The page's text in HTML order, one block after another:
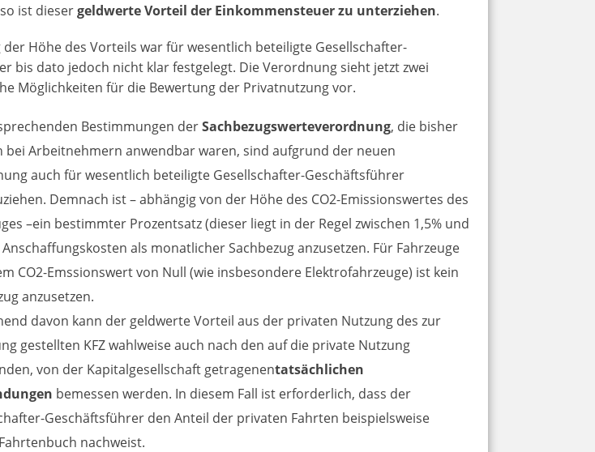
ist diesergeldwerte Vorteil der Einkommensteuer zu unterziehen.
Höhe des Vorteils war für wesentlich beteiligte Gesellschafter-
bis dato jedoch nicht klar festgelegt. Die Verordnung sieht jetzt zwei
Möglichkeiten für die Bewertung der Privatnutzung vor.
Bestimmungen derSachbezugswerteverordnung, die bisher
bei Arbeitnehmern anwendbar waren, sind aufgrund der neuen
auch für wesentlich beteiligte Gesellschafter-Geschäftsführer
Demnach ist – abhängig von der Höhe des CO2-Emissionswertes des
–ein bestimmter Prozentsatz (dieser liegt in der Regel zwischen 1,5% und
Anschaffungskosten als monatlicher Sachbezug anzusetzen. Für Fahrzeuge
CO2-Emssionswert von Null (wie insbesondere Elektrofahrzeuge) ist kein
anzusetzen.
davon kann der geldwerte Vorteil aus der privaten Nutzung des zur
gestellten KFZ wahlweise auch nach den auf die private Nutzung
von der Kapitalgesellschaft getragenentatsächlichen
bemessen werden. In diesem Fall ist erforderlich, dass der
Geschäftsführer den Anteil der privaten Fahrten beispielsweise
nachweist.